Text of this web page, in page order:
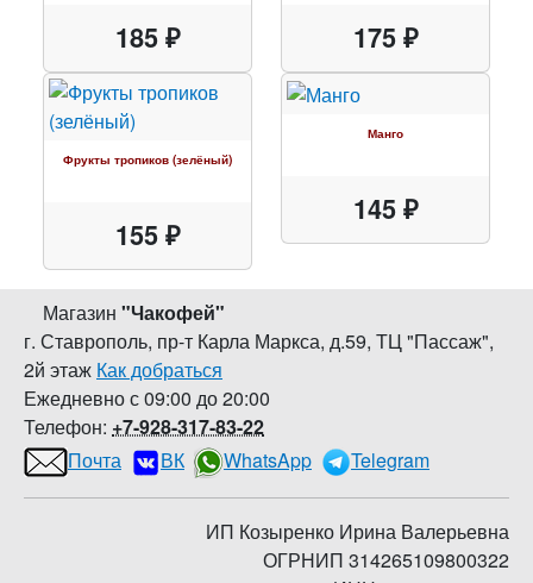
185 ₽ 175 ₽
Фрукты тропиков (зелёный)
155 ₽
Манго
145 ₽
Магазин "Чакофей"
г. Ставрополь, пр-т Карла Маркса, д.59, ТЦ "Пассаж",
2й этаж Как добраться
Ежедневно с 09:00 до 20:00
Телефон: +7-928-317-83-22
Почта
ВК WhatsApp Telegram
ИП Козыренко Ирина Валерьевна
ОГРНИП 314265109800322